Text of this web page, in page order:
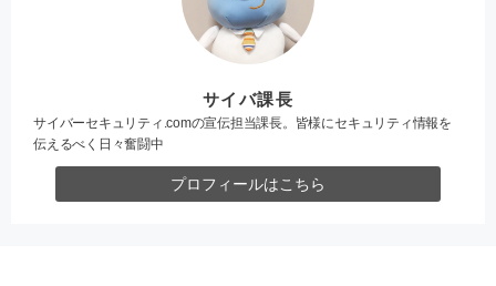
サイバ課長
サイバーセキュリティ.comの宣伝担当課長。皆様にセキュリティ情報を
伝えるべく日々奮闘中
プロフィールはこちら